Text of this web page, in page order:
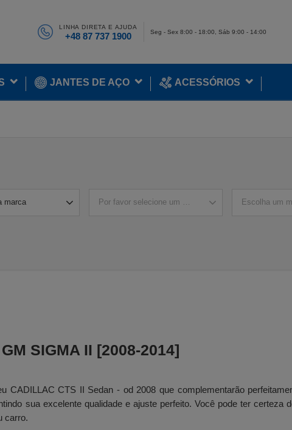
LINHA DIRETA E AJUDA
+48 87 737 1900 Seg - Sex 8:00 - 18:00, Sáb 9:00 - 14:00
JANTES DE AÇO ACESSÓRIOS
marca Por favor selecione um modelo Escolha um
SIGMA II [2008-2014]
CADILLAC CTS II Sedan - od 2008 que complementarão
sua excelente qualidade e ajuste perfeito. Você pode ter
carro.